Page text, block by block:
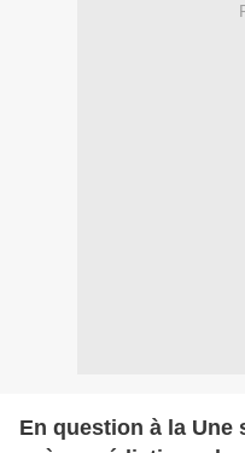
En question à la Une